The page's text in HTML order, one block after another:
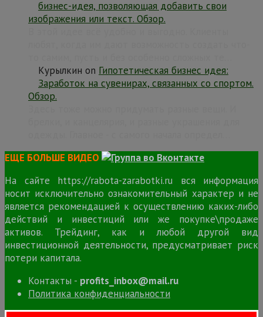
бизнес-идея, позволяющая добавить свои
изображения или текст. Обзор.
Курылкин on Гипотетическая бизнес идея:
Заработок на сувенирах, связанных со спортом.
Обзор.
ЕЩЕ БОЛЬШЕ ВИДЕО
На сайте https://rabota-zarabotki.ru вся информация
носит исключительно ознакомительный характер и не
является рекомендацией к осуществлению каких-либо
действий и инвестиций или же покупке\продаже
активов. Трейдинг, как и любой другой вид
инвестиционной деятельности, предусматривает риск
потери капитала.
Контакты - profits_inbox@mail.ru
Политика конфиденциальности